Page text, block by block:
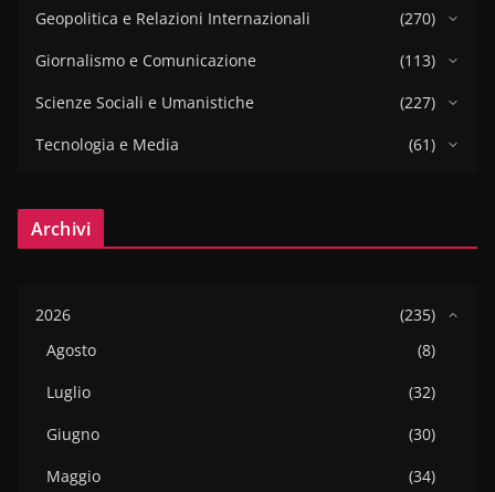
Geopolitica e Relazioni Internazionali
(270)
Giornalismo e Comunicazione
(113)
Scienze Sociali e Umanistiche
(227)
Tecnologia e Media
(61)
Archivi
2026
(235)
Agosto
(8)
Luglio
(32)
Giugno
(30)
Maggio
(34)